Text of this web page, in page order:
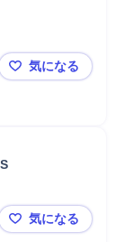
三井グルー
気になる
フィールド
気になる